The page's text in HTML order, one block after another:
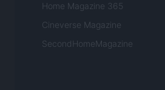
Home Magazine 365
Cineverse Magazine
SecondHomeMagazine